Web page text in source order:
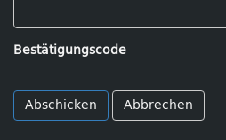
Bestätigungscode
Abbrechen